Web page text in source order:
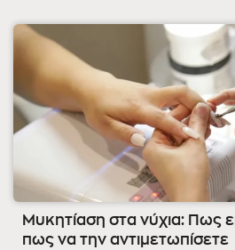
Μυκητίαση στα νύχια: Πως
πως να την αντιμετωπίσετε